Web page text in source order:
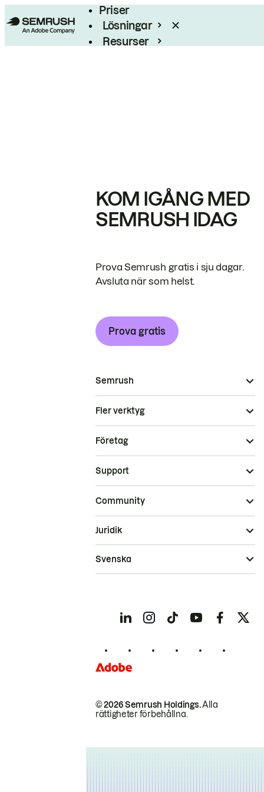
Priser
Lösningar
Resurser
KOM IGÅNG MED
SEMRUSH IDAG
Prova Semrush gratis i sju dagar.
Avsluta när som helst.
Prova gratis
Semrush
Fler verktyg
Företag
Support
Community
© 2026 Semrush Holdings.Alla
rättigheter förbehållna.
Juridik
Svenska